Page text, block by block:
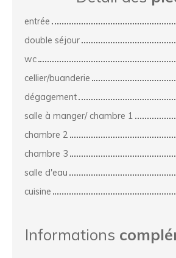
entrée
double séjour
wc
cellier/buanderie
dégagement
salle à manger/ chambre 1
chambre 2
chambre 3
salle d'eau
cuisine
Informations